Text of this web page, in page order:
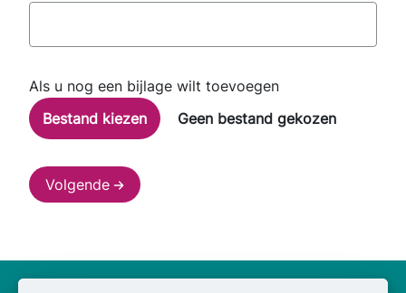
Als u nog een bijlage wilt toevoegen
Geen bestand gekozen
Volgende